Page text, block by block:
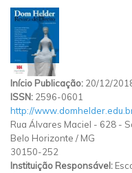
Início Publicação: 20/12/
ISSN: 2596-0601
http://
Rua Álvares Maciel - 628 -
Belo Horizonte / MG
30150-252
Instituição Responsável: